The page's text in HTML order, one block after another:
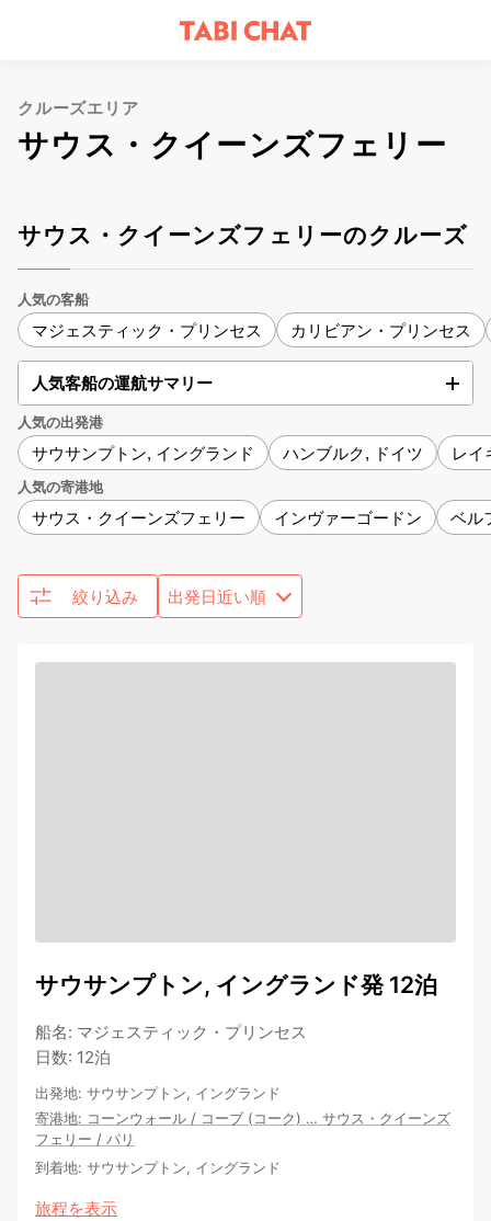
クルーズエリア
サウス・クイーンズフェリー
サウス・クイーンズフェリーのクルーズ
人気の客船
マジェスティック・プリンセス カリビアン・プリンセス
人気客船の運航サマリー
人気の出発港
サウサンプトン, イングランド ハンブルク, ドイツ レイ
人気の寄港地
サウス・クイーンズフェリー インヴァーゴードン ベル
絞り込み
サウサンプトン, イングランド発 12泊
船名: マジェスティック・プリンセス
日数: 12泊
出発地: サウサンプトン, イングランド
寄港地: コーンウォール / コーブ (コーク) … サウス・クイーンズ
フェリー / パリ
到着地: サウサンプトン, イングランド
旅程を表示